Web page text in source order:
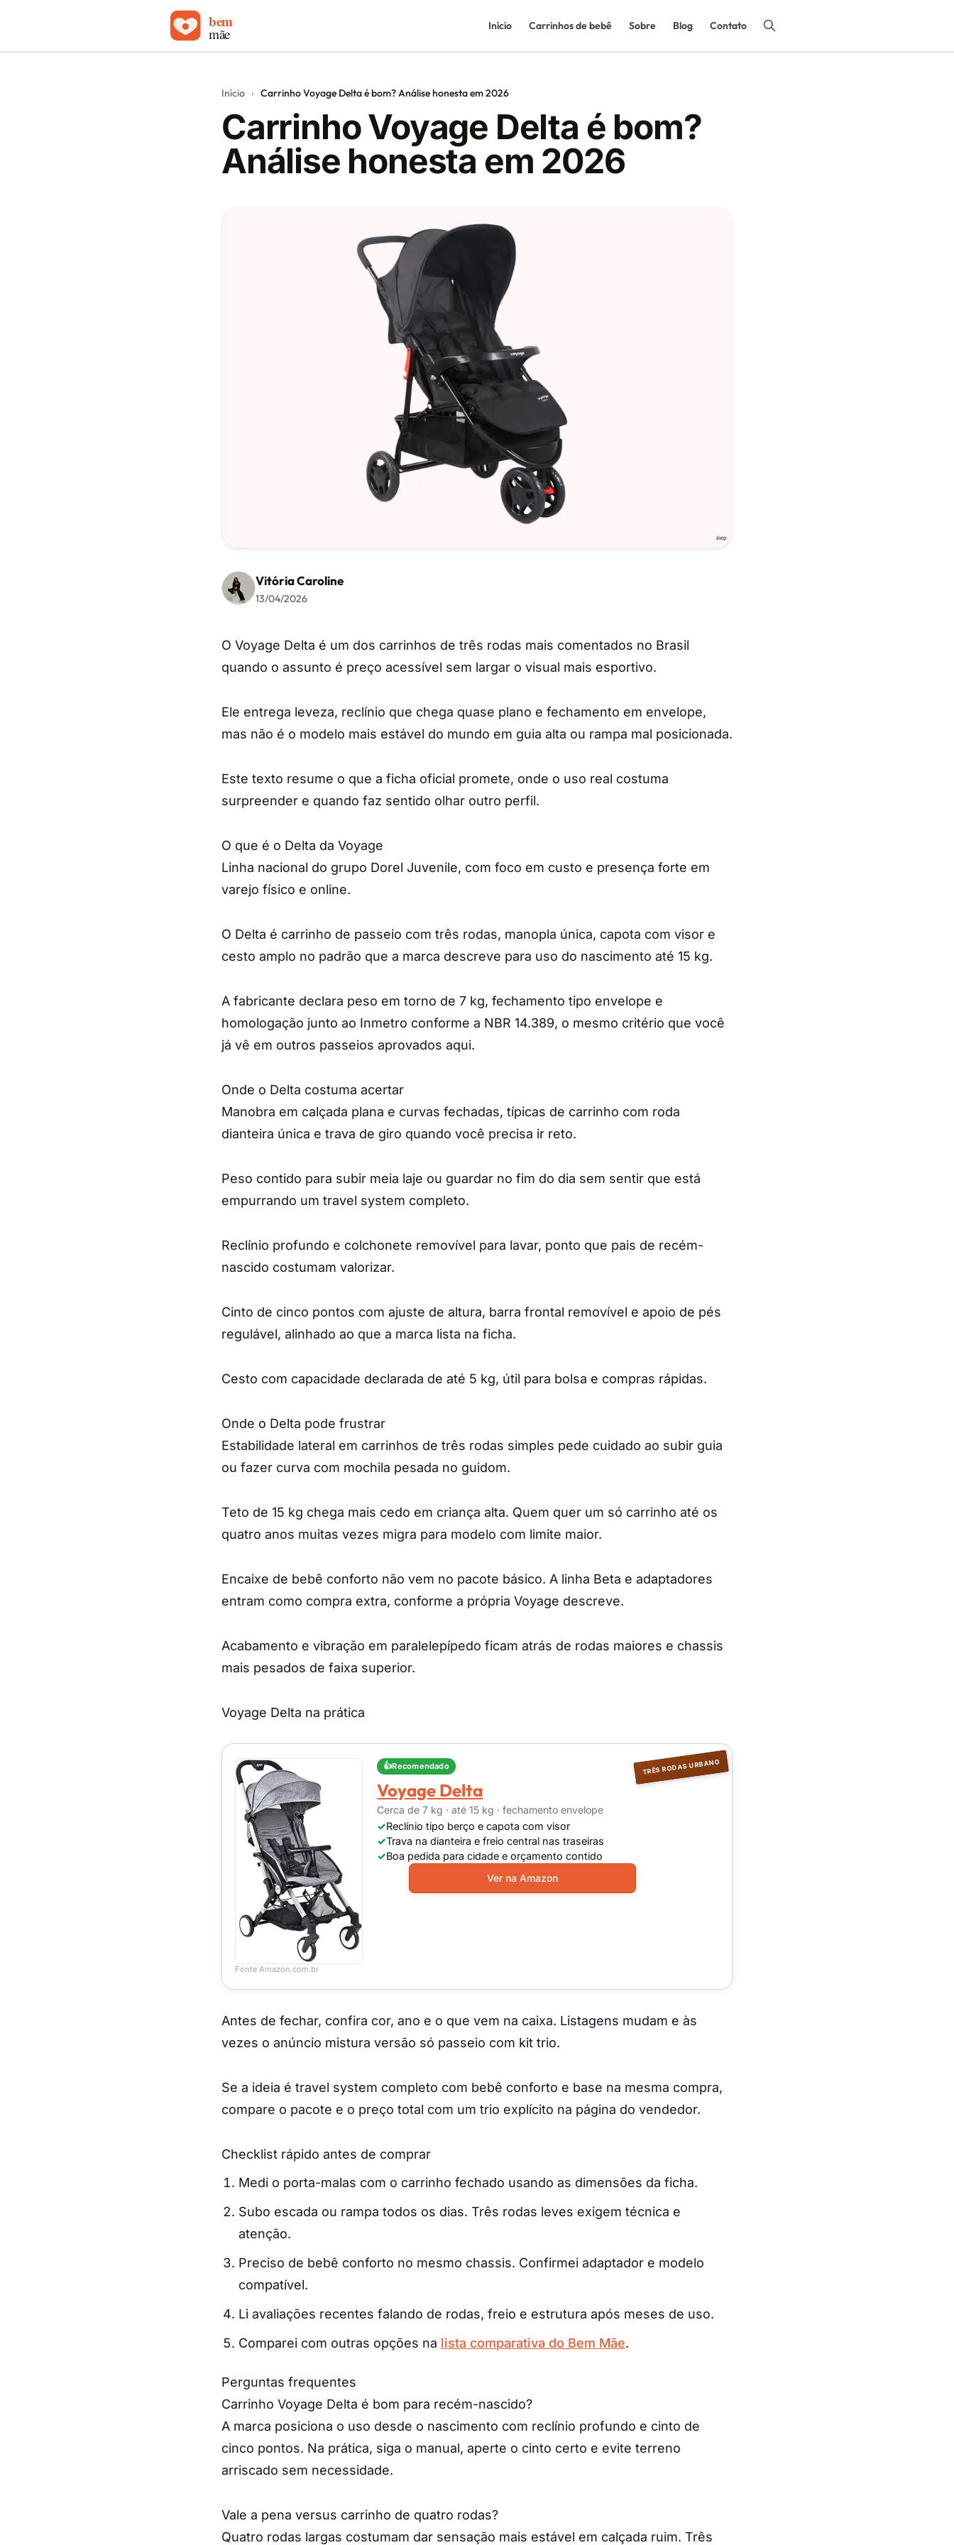
Início Carrinhos de bebê Sobre Blog Contato
Início › Carrinho Voyage Delta é bom? Análise honesta em 2026
Carrinho Voyage Delta é bom?
Análise honesta em 2026
Vitória Caroline
13/04/2026
O Voyage Delta é um dos carrinhos de três rodas mais comentados no Brasil
quando o assunto é preço acessível sem largar o visual mais esportivo.
Ele entrega leveza, reclínio que chega quase plano e fechamento em envelope,
mas não é o modelo mais estável do mundo em guia alta ou rampa mal posicionada.
Este texto resume o que a ficha oficial promete, onde o uso real costuma
surpreender e quando faz sentido olhar outro perfil.
O que é o Delta da Voyage
Linha nacional do grupo Dorel Juvenile, com foco em custo e presença forte em
varejo físico e online.
O Delta é carrinho de passeio com três rodas, manopla única, capota com visor e
cesto amplo no padrão que a marca descreve para uso do nascimento até 15 kg.
A fabricante declara peso em torno de 7 kg, fechamento tipo envelope e
homologação junto ao Inmetro conforme a NBR 14.389, o mesmo critério que você
já vê em outros passeios aprovados aqui.
Onde o Delta costuma acertar
Manobra em calçada plana e curvas fechadas, típicas de carrinho com roda
dianteira única e trava de giro quando você precisa ir reto.
Peso contido para subir meia laje ou guardar no fim do dia sem sentir que está
empurrando um travel system completo.
Reclínio profundo e colchonete removível para lavar, ponto que pais de recém-
nascido costumam valorizar.
Cinto de cinco pontos com ajuste de altura, barra frontal removível e apoio de pés
regulável, alinhado ao que a marca lista na ficha.
Cesto com capacidade declarada de até 5 kg, útil para bolsa e compras rápidas.
Onde o Delta pode frustrar
Estabilidade lateral em carrinhos de três rodas simples pede cuidado ao subir guia
ou fazer curva com mochila pesada no guidom.
Teto de 15 kg chega mais cedo em criança alta. Quem quer um só carrinho até os
quatro anos muitas vezes migra para modelo com limite maior.
Encaixe de bebê conforto não vem no pacote básico. A linha Beta e adaptadores
entram como compra extra, conforme a própria Voyage descreve.
Acabamento e vibração em paralelepípedo ficam atrás de rodas maiores e chassis
mais pesados de faixa superior.
Voyage Delta na prática
TRÊS RODAS URBANO
Fonte Amazon.com.br
Recomendado
Voyage Delta
Cerca de 7 kg · até 15 kg · fechamento envelope
Reclínio tipo berço e capota com visor
Trava na dianteira e freio central nas traseiras
Boa pedida para cidade e orçamento contido
Ver na Amazon
Antes de fechar, confira cor, ano e o que vem na caixa. Listagens mudam e às
vezes o anúncio mistura versão só passeio com kit trio.
Se a ideia é travel system completo com bebê conforto e base na mesma compra,
compare o pacote e o preço total com um trio explícito na página do vendedor.
Checklist rápido antes de comprar
Medi o porta-malas com o carrinho fechado usando as dimensões da ficha.
Subo escada ou rampa todos os dias. Três rodas leves exigem técnica e
atenção.
Preciso de bebê conforto no mesmo chassis. Confirmei adaptador e modelo
compatível.
Li avaliações recentes falando de rodas, freio e estrutura após meses de uso.
Comparei com outras opções na lista comparativa do Bem Mãe.
Perguntas frequentes
Carrinho Voyage Delta é bom para recém-nascido?
A marca posiciona o uso desde o nascimento com reclínio profundo e cinto de
cinco pontos. Na prática, siga o manual, aperte o cinto certo e evite terreno
arriscado sem necessidade.
Vale a pena versus carrinho de quatro rodas?
Quatro rodas largas costumam dar sensação mais estável em calçada ruim. Três